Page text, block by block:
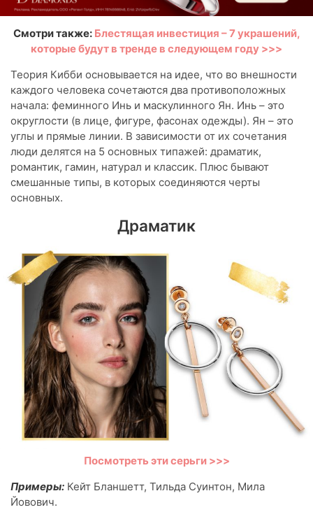
Смотри также: Блестящая инвестиция – 7 украшений,
которые будут в тренде в следующем году >>>
Теория Кибби основывается на идее, что во внешности
каждого человека сочетаются два противоположных
начала: феминного Инь и маскулинного Ян. Инь – это
округлости (в лице, фигуре, фасонах одежды). Ян – это
углы и прямые линии. В зависимости от их сочетания
люди делятся на 5 основных типажей: драматик,
романтик, гамин, натурал и классик. Плюс бывают
смешанные типы, в которых соединяются черты
основных.
Драматик
Посмотреть эти серьги >>>
Примеры: Кейт Бланшетт, Тильда Суинтон, Мила
Йовович.